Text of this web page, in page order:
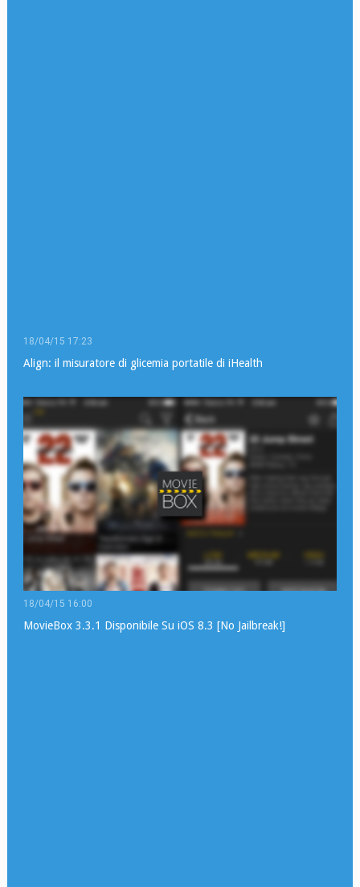
18/04/15 17:23
Align: il misuratore di glicemia portatile di iHealth
18/04/15 16:00
MovieBox 3.3.1 Disponibile Su iOS 8.3 [No Jailbreak!]